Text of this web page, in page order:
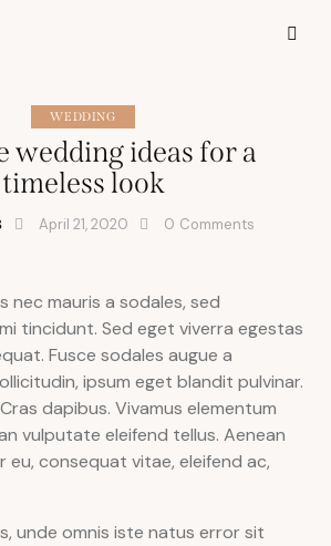
WEDDING
wedding ideas for a
timeless look
April 21, 2020 0 Comments
nec mauris a sodales, sed
tincidunt. Sed eget viverra egestas
Fusce sodales augue a
ipsum eget blandit pulvinar.
dapibus. Vivamus elementum
vulputate eleifend tellus. Aenean
consequat vitae, eleifend ac,
unde omnis iste natus error sit